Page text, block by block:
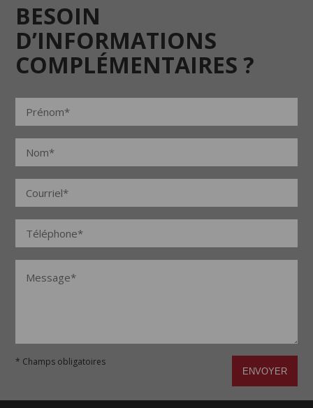
BESOIN
D’INFORMATIONS
COMPLÉMENTAIRES ?
* Champs obligatoires